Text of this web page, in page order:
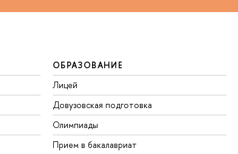
ОБРАЗОВАНИЕ
Лицей
Довузовская подготовка
Олимпиады
Прием в бакалавриат